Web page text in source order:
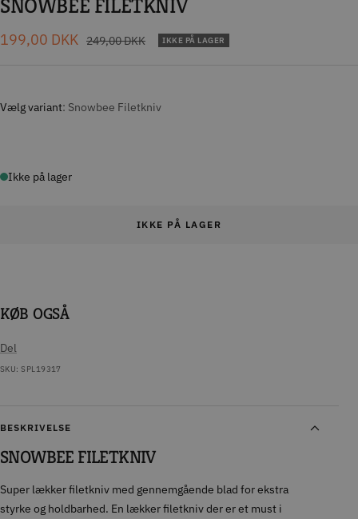
SNOWBEE FILETKNIV
Tilbudspris
199,00 DKK Normal
249,00 DKK IKKE PÅ LAGER
Vælg variant Snowbee Filetkniv
Ikke på lager
IKKE PÅ LAGER
KØB OGSÅ
Del
SKU:SPL19317
BESKRIVELSE
SNOWBEE FILETKNIV
Super lækker filetkniv med gennemgående blad for ekstra
styrke og holdbarhed. En lækker filetkniv der er et must i